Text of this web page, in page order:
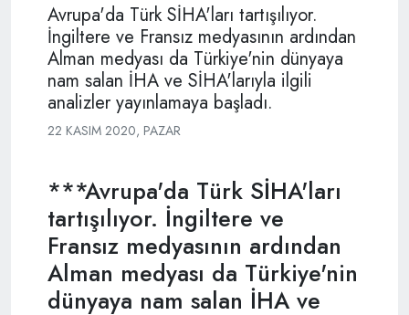
Avrupa'da Türk SİHA'ları tartışılıyor.
İngiltere ve Fransız medyasının ardından
Alman medyası da Türkiye'nin dünyaya
nam salan İHA ve SİHA'larıyla ilgili
analizler yayınlamaya başladı.
22 KASIM 2020, PAZAR
***Avrupa'da Türk SİHA'ları
tartışılıyor. İngiltere ve
Fransız medyasının ardından
Alman medyası da Türkiye'nin
dünyaya nam salan İHA ve